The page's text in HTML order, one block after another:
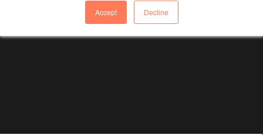
Accept Decline
Author: admin